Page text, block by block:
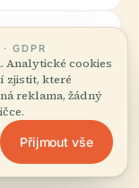
· GDPR
Analytické cookies
zjistit, které
reklama, žádný
Přijmout vše